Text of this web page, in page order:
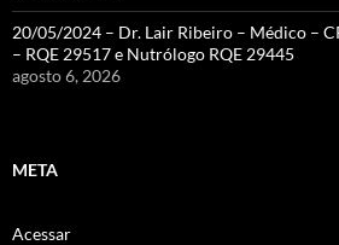
20/05/2024 – Dr. Lair Ribeiro – Médico –
– RQE 29517 e Nutrólogo RQE 29445
agosto 6, 2026
META
Acessar